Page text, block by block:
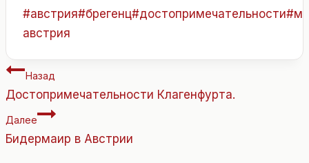
Метки
записи:
#австрия#брегенц#достопримечательности#
австрия
Навигация
по
записям
Назад
Достопримечательности Клагенфурта.
Далее
Бидермаир в Австрии